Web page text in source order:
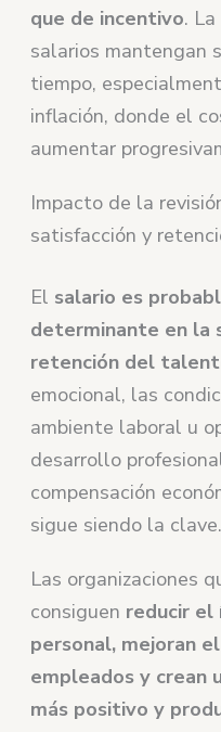
que de incentivo.
salarios mantengan
tiempo,
inflación, donde el
aumentar
Impacto de la
satisfacción y
El salario es
determinante en la
retención del
emocional, las
ambiente laboral u
desarrollo
compensación
sigue siendo la clave.
Las organizaciones
consiguen reducir el
personal, mejoran
empleados y crean
más positivo y